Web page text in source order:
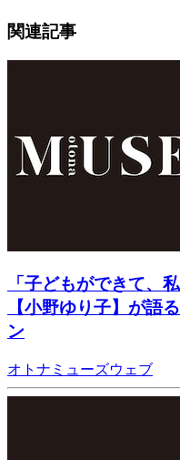
関連記事
「子どもができて、
【小野ゆり子】が語
ン
オトナミューズウェブ